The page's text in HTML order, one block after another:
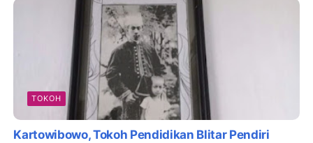
TOKOH
Kartowibowo, Tokoh Pendidikan Blitar Pendiri